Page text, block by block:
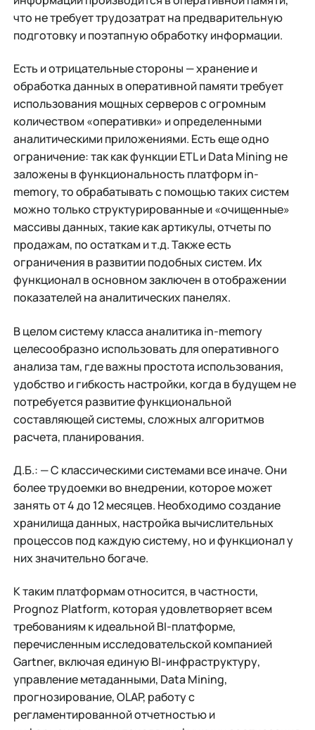
что не требует трудозатрат на предварительную
подготовку и поэтапную обработку информации.
Есть и отрицательные стороны — хранение и
обработка данных в оперативной памяти требует
использования мощных серверов с огромным
количеством «оперативки» и определенными
аналитическими приложениями. Есть еще одно
ограничение: так как функции ETL и Data Mining не
заложены в функциональность платформ in-
memory, то обрабатывать с помощью таких систем
можно только структурированные и «очищенные»
массивы данных, такие как артикулы, отчеты по
продажам, по остаткам и т.д. Также есть
ограничения в развитии подобных систем. Их
функционал в основном заключен в отображении
показателей на аналитических панелях.
В целом систему класса аналитика in-memory
целесообразно использовать для оперативного
анализа там, где важны простота использования,
удобство и гибкость настройки, когда в будущем не
потребуется развитие функциональной
составляющей системы, сложных алгоритмов
расчета, планирования.
Д.Б.: — С классическими системами все иначе. Они
более трудоемки во внедрении, которое может
занять от 4 до 12 месяцев. Необходимо создание
хранилища данных, настройка вычислительных
процессов под каждую систему, но и функционал у
них значительно богаче.
К таким платформам относится, в частности,
Prognoz Platform, которая удовлетворяет всем
требованиям к идеальной BI-платформе,
перечисленным исследовательской компанией
Gartner, включая единую BI-инфраструктуру,
управление метаданными, Data Mining,
прогнозирование, OLAP, работу с
регламентированной отчетностью и